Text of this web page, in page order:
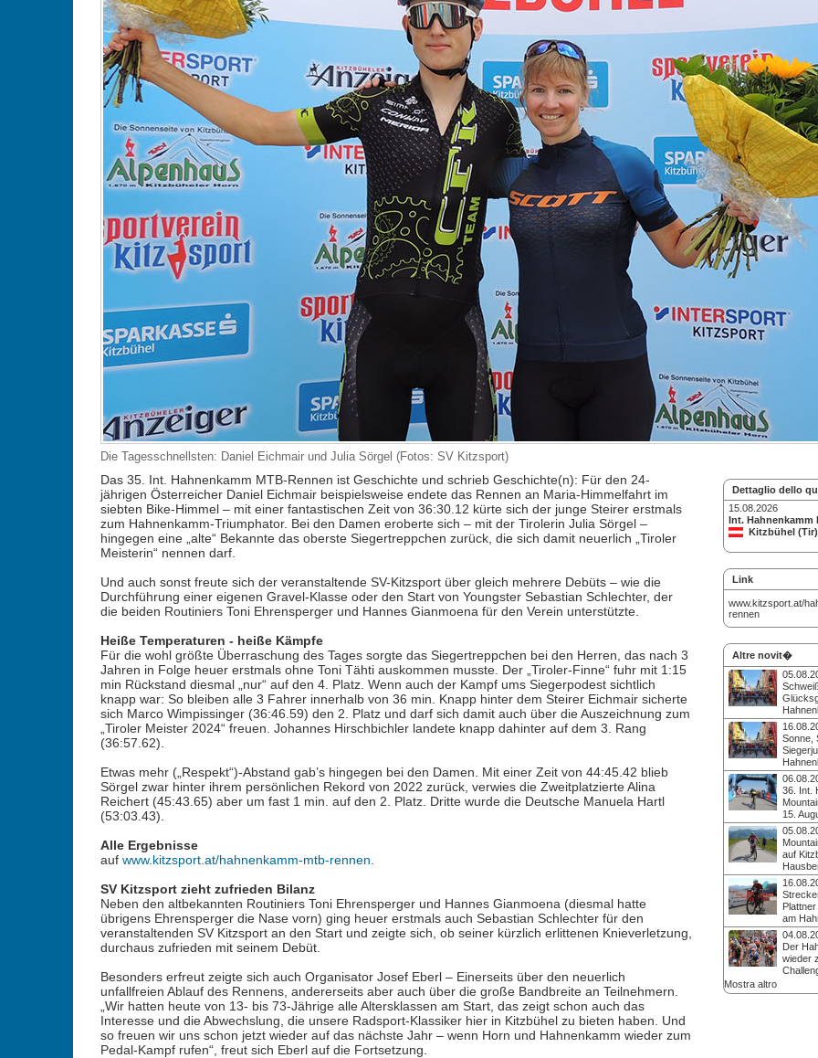
Die Tagesschnellsten: Daniel Eichmair und Julia Sörgel (Fotos: SV Kitzsport)
Dettaglio dello
15.08.2026
Int. Hahnenkamm
Kitzbühel (Tir)
Link
www.kitzsport.at/
rennen
Altre novit�
Rennen
Am 15. August
Kitzbüheler
Bühne eines echten
Klassikers: 9
Höhenmeter und
Herzklopfen für
„up“-strampeln als
Anmeldung läuft
Sonne,
Mountainbikerennen
Bei strahlendem
warmen
80
Auflage des
August 2025 in
Bergstation Walde.
Julia Sörgel waren
Tagesschnellsten.
36. Int.
15.
Mit knackigen
legendärer Kulisse
Stimmung
Traditionsrennen
Hausberg auch in
echtes Highlight im
zu werden. Die
geöffnet.
auf
Das 35.
Mountainbike-
2024 verspricht
Spaß und höllisch
legendären
Hahnenkamm. Noch
kann man sich
am
Nach ihrem Sieg
krönte sich die
Hahnenkamm-
am 15. August 2023
auch zur Tiroler
Bei den Herren
Der
wieder
34. Internationales
Mountainbike-
Mostra altro
Das 35. Int. Hahnenkamm MTB-Rennen ist Geschichte und schrieb Geschichte(n): Für den 24-
jährigen Österreicher Daniel Eichmair beispielsweise endete das Rennen an Maria-Himmelfahrt im
siebten Bike-Himmel – mit einer fantastischen Zeit von 36:30.12 kürte sich der junge Steirer erstmals
zum Hahnenkamm-Triumphator. Bei den Damen eroberte sich – mit der Tirolerin Julia Sörgel –
hingegen eine „alte“ Bekannte das oberste Siegertreppchen zurück, die sich damit neuerlich „Tiroler
Meisterin“ nennen darf.
Und auch sonst freute sich der veranstaltende SV-Kitzsport über gleich mehrere Debüts – wie die
Durchführung einer eigenen Gravel-Klasse oder den Start von Youngster Sebastian Schlechter, der
die beiden Routiniers Toni Ehrensperger und Hannes Gianmoena für den Verein unterstützte.
Heiße Temperaturen - heiße Kämpfe
Für die wohl größte Überraschung des Tages sorgte das Siegertreppchen bei den Herren, das nach 3
Jahren in Folge heuer erstmals ohne Toni Tähti auskommen musste. Der „Tiroler-Finne“ fuhr mit 1:15
min Rückstand diesmal „nur“ auf den 4. Platz. Wenn auch der Kampf ums Siegerpodest sichtlich
knapp war: So bleiben alle 3 Fahrer innerhalb von 36 min. Knapp hinter dem Steirer Eichmair sicherte
sich Marco Wimpissinger (36:46.59) den 2. Platz und darf sich damit auch über die Auszeichnung zum
„Tiroler Meister 2024“ freuen. Johannes Hirschbichler landete knapp dahinter auf dem 3. Rang
(36:57.62).
Etwas mehr („Respekt“)-Abstand gab’s hingegen bei den Damen. Mit einer Zeit von 44:45.42 blieb
Sörgel zwar hinter ihrem persönlichen Rekord von 2022 zurück, verwies die Zweitplatzierte Alina
Reichert (45:43.65) aber um fast 1 min. auf den 2. Platz. Dritte wurde die Deutsche Manuela Hartl
(53:03.43).
Alle Ergebnisse
auf www.kitzsport.at/hahnenkamm-mtb-rennen
SV Kitzsport zieht zufrieden Bilanz
Neben den altbekannten Routiniers Toni Ehrensperger und Hannes Gianmoena (diesmal hatte
übrigens Ehrensperger die Nase vorn) ging heuer erstmals auch Sebastian Schlechter für den
veranstaltenden SV Kitzsport an den Start und zeigte sich, ob seiner kürzlich erlittenen Knieverletzung,
durchaus zufrieden mit seinem Debüt.
Besonders erfreut zeigte sich auch Organisator Josef Eberl – Einerseits über den neuerlich
unfallfreien Ablauf des Rennens, andererseits aber auch über die große Bandbreite an Teilnehmern.
„Wir hatten heute von 13- bis 73-Jährige alle Altersklassen am Start, das zeigt schon auch das
Interesse und die Abwechslung, die unsere Radsport-Klassiker hier in Kitzbühel zu bieten haben. Und
so freuen wir uns schon jetzt wieder auf das nächste Jahr – wenn Horn und Hahnenkamm wieder zum
Pedal-Kampf rufen“, freut sich Eberl auf die Fortsetzung.